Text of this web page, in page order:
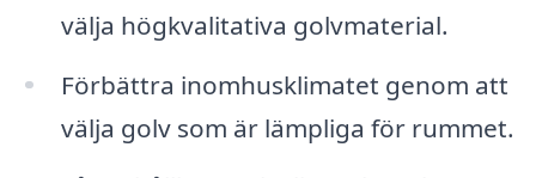
välja högkvalitativa golvmaterial.
Förbättra inomhusklimatet genom att
välja golv som är lämpliga för rummet.